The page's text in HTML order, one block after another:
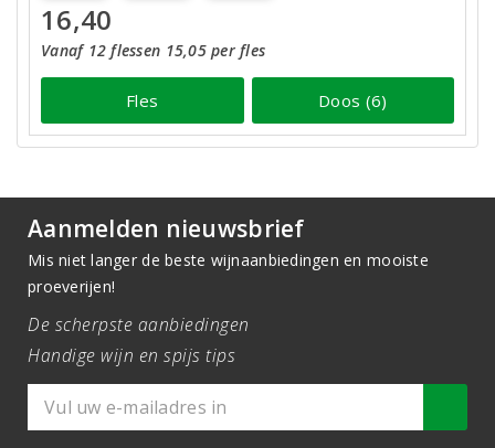
16,40
Vanaf 12 flessen 15,05 per fles
Fles Doos (6)
Aanmelden nieuwsbrief
Mis niet langer de beste wijnaanbiedingen en mooiste
proeverijen!
De scherpste aanbiedingen
Handige wijn en spijs tips